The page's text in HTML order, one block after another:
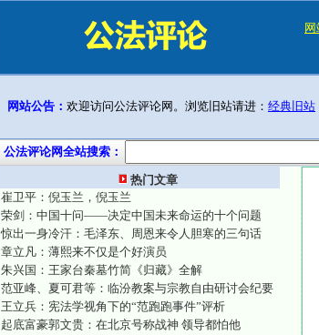
网站公告： 欢迎访问公法评论网。浏览旧站请进： 经典旧站
公法评论网全站搜索：
热门文章
崔卫平：倪玉兰，倪玉兰
荣剑：中国十问——决定中国未来命运的十个问题
惊出一身冷汗：毛泽东、周恩来令人胆寒的三句话
章立凡：薄熙来不仅是个好演员
朱兴国：王家台秦墓竹简《归藏》全解
范亚峰、夏可君等：临汾教案与宗教自由研讨会纪要
王立兵：宪法学视角下的“范跑跑事件”评析
起底富豪郭文贵：在北京号称战神 领导都怕他